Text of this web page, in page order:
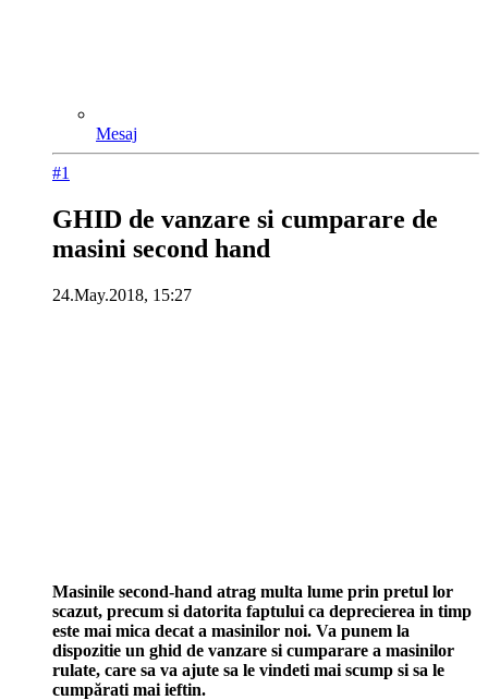
Mesaj
#1
GHID de vanzare si cumparare de
masini second hand
24.May.2018, 15:27
Masinile second-hand atrag multa lume prin pretul lor
scazut, precum si datorita faptului ca deprecierea in timp
este mai mica decat a masinilor noi. Va punem la
dispozitie un ghid de vanzare si cumparare a masinilor
rulate, care sa va ajute sa le vindeti mai scump si sa le
cumpărati mai ieftin.